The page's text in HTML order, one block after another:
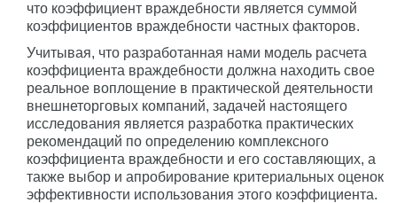
что коэффициент враждебности является суммой
коэффициентов враждебности частных факторов.
Учитывая, что разработанная нами модель расчета
коэффициента враждебности должна находить свое
реальное воплощение в практической деятельности
внешнеторговых компаний, задачей настоящего
исследования является разработка практических
рекомендаций по определению комплексного
коэффициента враждебности и его составляющих, а
также выбор и апробирование критериальных оценок
эффективности использования этого коэффициента.